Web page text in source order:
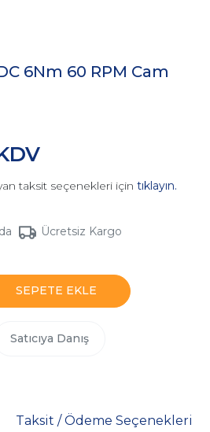
6Nm 60 RPM Cam
taksit seçenekleri için tıklayın.
Ücretsiz Kargo
SEPETE EKLE
Satıcıya Danış
Taksit / Ödeme Seçenekleri